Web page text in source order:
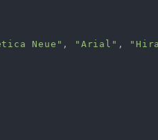
Neue" , "Arial" ,